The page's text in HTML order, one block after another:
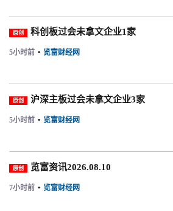
原创 科创板过会未拿文企业1家
5小时前 • 览富财经网
原创 沪深主板过会未拿文企业3家
5小时前 • 览富财经网
原创 览富资讯2026.08.10
7小时前 • 览富财经网